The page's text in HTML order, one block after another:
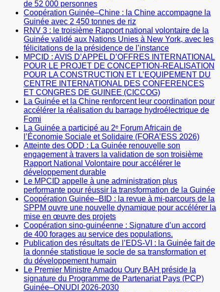
de 52 000 personnes
Coopération Guinée–Chine : la Chine accompagne la
Guinée avec 2 450 tonnes de riz
RNV 3 : le troisième Rapport national volontaire de la
Guinée validé aux Nations Unies à New York, avec les
félicitations de la présidence de l’instance
MPCID : AVIS D’APPEL D’OFFRES INTERNATIONAL
POUR LE PROJET DE CONCEPTION-REALISATION
POUR LA CONSTRUCTION ET L’EQUIPEMENT DU
CENTRE INTERNATIONAL DES CONFERENCES
ET CONGRES DE GUINEE (CICCOG)
La Guinée et la Chine renforcent leur coordination pour
accélérer la réalisation du barrage hydroélectrique de
Fomi
La Guinée a participé au 2ᵉ Forum Africain de
l’Économie Sociale et Solidaire (FORA’ESS 2026)
Atteinte des ODD : La Guinée renouvelle son
engagement à travers la validation de son troisième
Rapport National Volontaire pour accélérer le
développement durable
Le MPCID appelle à une administration plus
performante pour réussir la transformation de la Guinée
Coopération Guinée–BID : la revue à mi-parcours de la
SPPM ouvre une nouvelle dynamique pour accélérer la
mise en œuvre des projets
Coopération sino-guinéenne : Signature d’un accord
de 400 forages au service des populations.
Publication des résultats de l’EDS-VI : la Guinée fait de
la donnée statistique le socle de sa transformation et
du développement humain
Le Premier Ministre Amadou Oury BAH préside la
signature du Programme de Partenariat Pays (PCP)
Guinée–ONUDI 2026-2030